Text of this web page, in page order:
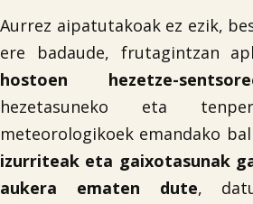
Aurrez aipatutakoak ez ezik,
ere badaude, frutagintzan
hostoen hezetze-
hezetasuneko eta
meteorologikoek emandako
izurriteak eta gaixotasunak
aukera ematen dute,